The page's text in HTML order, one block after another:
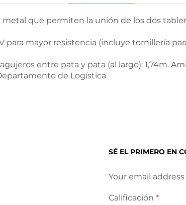
que permiten la unión de los dos
mayor resistencia (incluye tornillería
entre pata y pata (al largo): 1,74m.
de Logística.
SÉ EL PRIMERO EN
Your email
Calificación *